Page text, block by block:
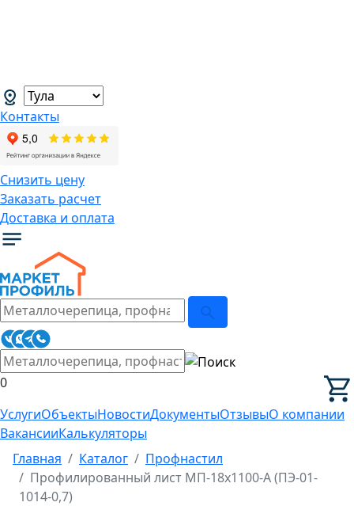
Контакты
Снизить цену
Заказать расчет
Доставка и оплата
0
УслугиОбъектыНовостиДокументыОтзывыО компании
ВакансииКалькуляторы
Главная
Каталог
Профнастил
Профилированный лист МП-18x1100-A (ПЭ-01-
1014-0,7)